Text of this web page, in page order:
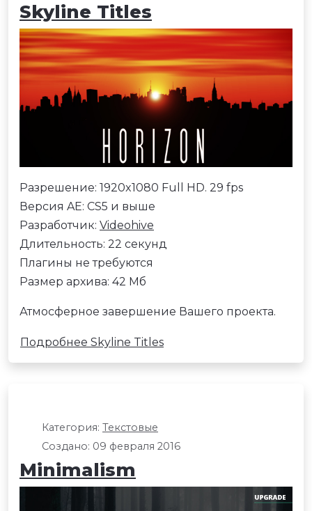
Skyline Titles
Разрешение: 1920x1080 Full HD. 29 fps
Версия AE: CS5 и выше
Разработчик: Videohive
Длительность: 22 секунд
Плагины не требуются
Размер архива: 42 Мб
Атмосферное завершение Вашего проекта.
Подробнее Skyline Titles
Категория: Текстовые
Создано: 09 февраля 2016
Minimalism